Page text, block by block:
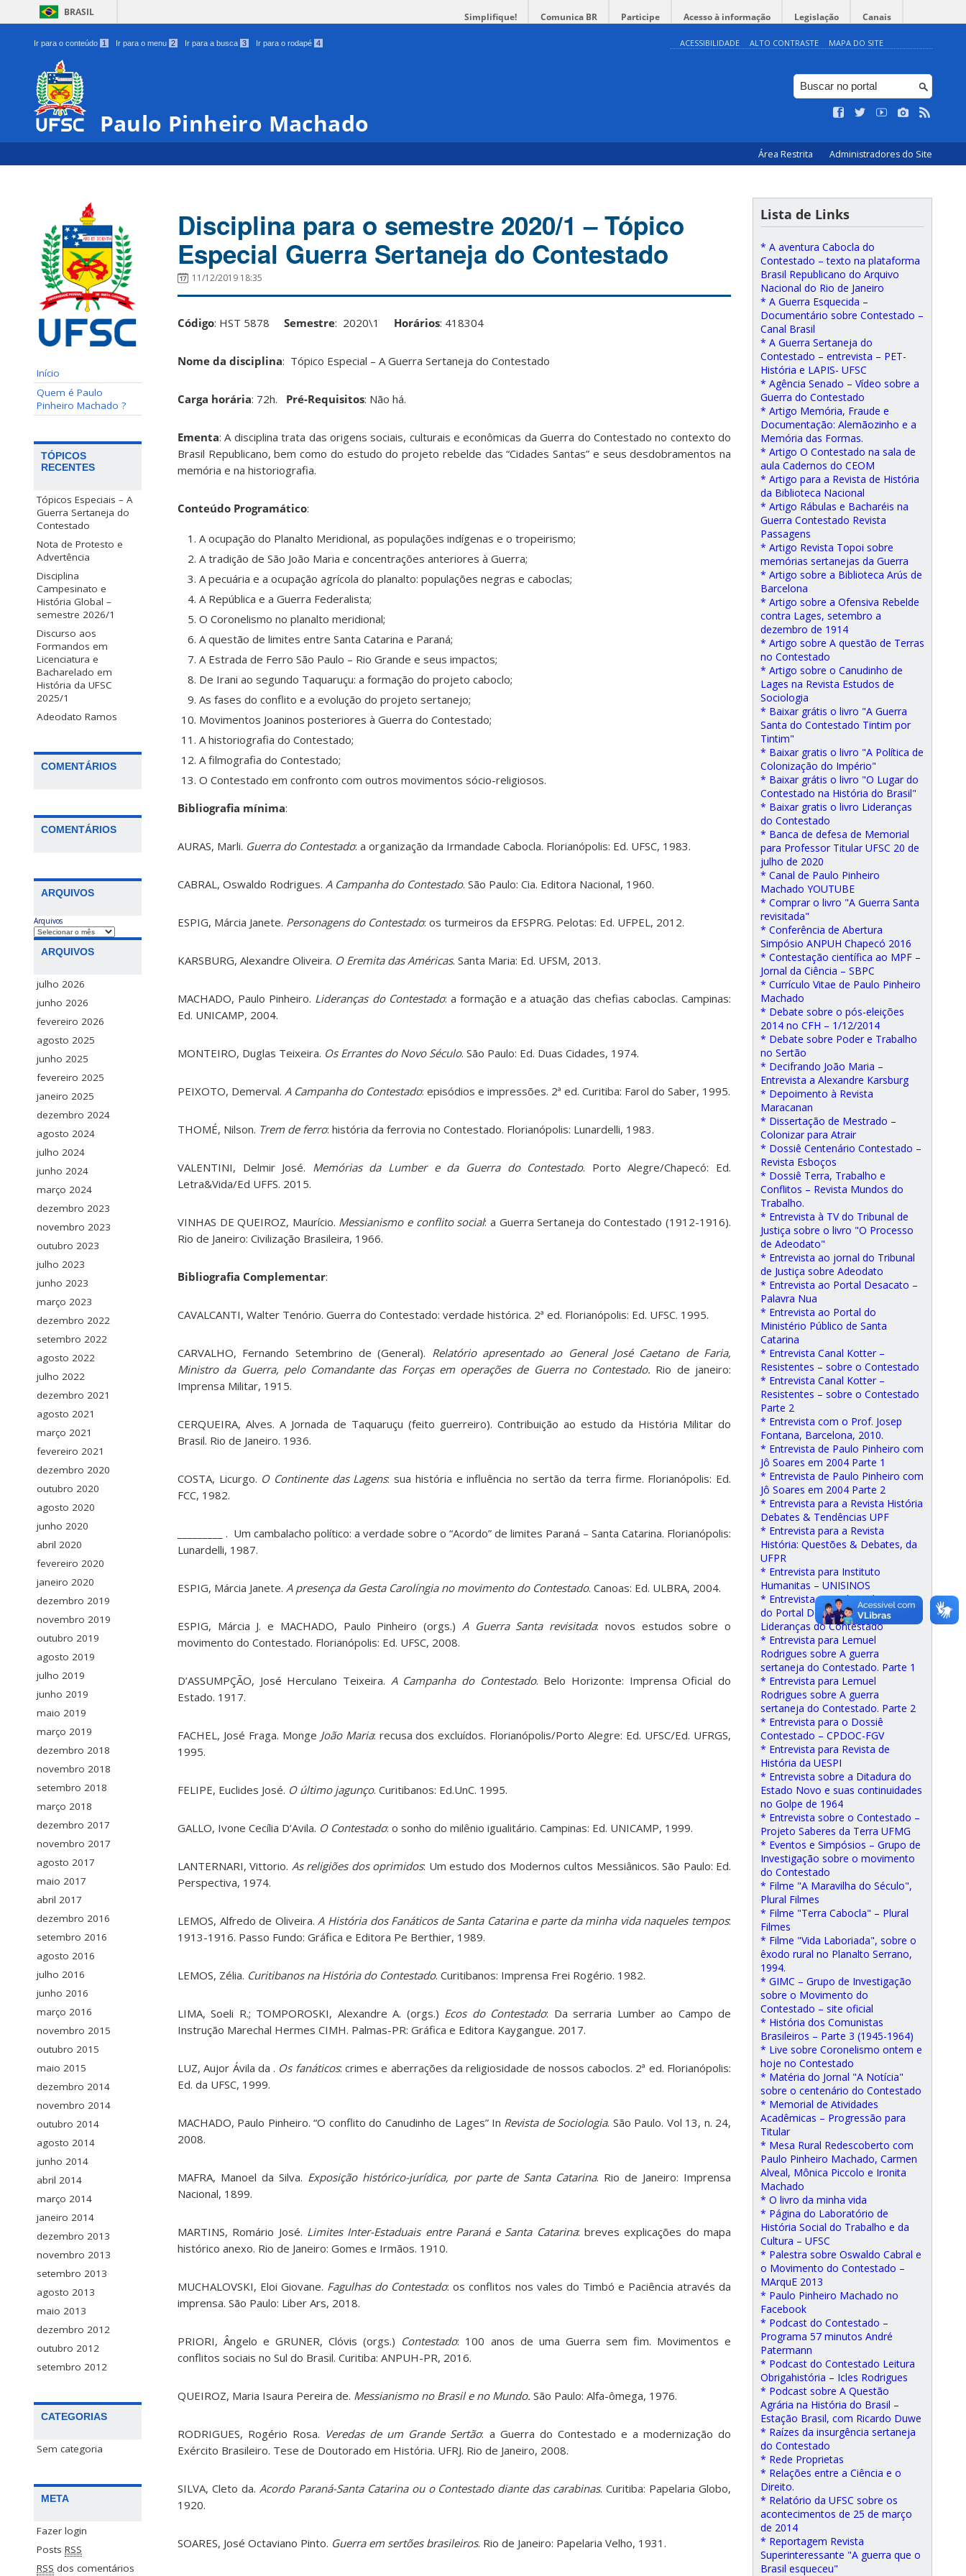
BRASIL Simplifique! Comunica BR Participe Acesso à informação Legislação Canais
Ir para o conteúdo 1 Ir para o menu 2 Ir para a busca 3 Ir para o rodapé 4 ACESSIBILIDADE ALTO CONTRASTE MAPA DO SITE
Paulo Pinheiro Machado
Área Restrita Administradores do Site
Início
Quem é Paulo
Pinheiro Machado ?
TÓPICOS
RECENTES
Tópicos Especiais – A
Guerra Sertaneja do
Contestado
Nota de Protesto e
Advertência
Disciplina
Campesinato e
História Global –
semestre 2026/1
Discurso aos
Formandos em
Licenciatura e
Bacharelado em
História da UFSC
2025/1
Adeodato Ramos
COMENTÁRIOS
COMENTÁRIOS
ARQUIVOS
Arquivos
ARQUIVOS
julho 2026
junho 2026
fevereiro 2026
agosto 2025
junho 2025
fevereiro 2025
janeiro 2025
dezembro 2024
agosto 2024
julho 2024
junho 2024
março 2024
dezembro 2023
novembro 2023
outubro 2023
julho 2023
junho 2023
março 2023
dezembro 2022
setembro 2022
agosto 2022
julho 2022
dezembro 2021
agosto 2021
março 2021
fevereiro 2021
dezembro 2020
outubro 2020
agosto 2020
junho 2020
abril 2020
fevereiro 2020
janeiro 2020
dezembro 2019
novembro 2019
outubro 2019
agosto 2019
julho 2019
junho 2019
maio 2019
março 2019
dezembro 2018
novembro 2018
setembro 2018
março 2018
dezembro 2017
novembro 2017
agosto 2017
maio 2017
abril 2017
dezembro 2016
setembro 2016
agosto 2016
julho 2016
junho 2016
março 2016
novembro 2015
outubro 2015
maio 2015
dezembro 2014
novembro 2014
outubro 2014
agosto 2014
junho 2014
abril 2014
março 2014
janeiro 2014
dezembro 2013
novembro 2013
setembro 2013
agosto 2013
maio 2013
dezembro 2012
outubro 2012
setembro 2012
CATEGORIAS
Sem categoria
META
Fazer login
Posts RSS
RSS dos comentários
Disciplina para o semestre 2020/1 – Tópico
Especial Guerra Sertaneja do Contestado
11/12/2019 18:35
Código: HST 5878 Semestre: 2020\1 Horários: 418304
Nome da disciplina: Tópico Especial – A Guerra Sertaneja do Contestado
Carga horária: 72h. Pré-Requisitos: Não há.
Ementa: A disciplina trata das origens sociais, culturais e econômicas da Guerra do Contestado no contexto do
Brasil Republicano, bem como do estudo do projeto rebelde das “Cidades Santas” e seus desdobramentos na
memória e na historiografia.
Conteúdo Programático:
A ocupação do Planalto Meridional, as populações indígenas e o tropeirismo;
A tradição de São João Maria e concentrações anteriores à Guerra;
A pecuária e a ocupação agrícola do planalto: populações negras e caboclas;
A República e a Guerra Federalista;
O Coronelismo no planalto meridional;
A questão de limites entre Santa Catarina e Paraná;
A Estrada de Ferro São Paulo – Rio Grande e seus impactos;
De Irani ao segundo Taquaruçu: a formação do projeto caboclo;
As fases do conflito e a evolução do projeto sertanejo;
Movimentos Joaninos posteriores à Guerra do Contestado;
A historiografia do Contestado;
A filmografia do Contestado;
O Contestado em confronto com outros movimentos sócio-religiosos.
Bibliografia mínima:
AURAS, Marli. Guerra do Contestado: a organização da Irmandade Cabocla. Florianópolis: Ed. UFSC, 1983.
CABRAL, Oswaldo Rodrigues. A Campanha do Contestado. São Paulo: Cia. Editora Nacional, 1960.
ESPIG, Márcia Janete. Personagens do Contestado: os turmeiros da EFSPRG. Pelotas: Ed. UFPEL, 2012.
KARSBURG, Alexandre Oliveira. O Eremita das Américas. Santa Maria: Ed. UFSM, 2013.
MACHADO, Paulo Pinheiro. Lideranças do Contestado: a formação e a atuação das chefias caboclas. Campinas:
Ed. UNICAMP, 2004.
MONTEIRO, Duglas Teixeira. Os Errantes do Novo Século. São Paulo: Ed. Duas Cidades, 1974.
PEIXOTO, Demerval. A Campanha do Contestado: episódios e impressões. 2ª ed. Curitiba: Farol do Saber, 1995.
THOMÉ, Nilson. Trem de ferro: história da ferrovia no Contestado. Florianópolis: Lunardelli, 1983.
VALENTINI, Delmir José. Memórias da Lumber e da Guerra do Contestado. Porto Alegre/Chapecó: Ed.
Letra&Vida/Ed UFFS. 2015.
VINHAS DE QUEIROZ, Maurício. Messianismo e conflito social: a Guerra Sertaneja do Contestado (1912-1916).
Rio de Janeiro: Civilização Brasileira, 1966.
Bibliografia Complementar:
CAVALCANTI, Walter Tenório. Guerra do Contestado: verdade histórica. 2ª ed. Florianópolis: Ed. UFSC. 1995.
CARVALHO, Fernando Setembrino de (General). Relatório apresentado ao General José Caetano de Faria,
Ministro da Guerra, pelo Comandante das Forças em operações de Guerra no Contestado. Rio de janeiro:
Imprensa Militar, 1915.
CERQUEIRA, Alves. A Jornada de Taquaruçu (feito guerreiro). Contribuição ao estudo da História Militar do
Brasil. Rio de Janeiro. 1936.
COSTA, Licurgo. O Continente das Lagens: sua história e influência no sertão da terra firme. Florianópolis: Ed.
FCC, 1982.
_________ . Um cambalacho político: a verdade sobre o “Acordo” de limites Paraná – Santa Catarina. Florianópolis:
Lunardelli, 1987.
ESPIG, Márcia Janete. A presença da Gesta Carolíngia no movimento do Contestado. Canoas: Ed. ULBRA, 2004.
ESPIG, Márcia J. e MACHADO, Paulo Pinheiro (orgs.) A Guerra Santa revisitada: novos estudos sobre o
movimento do Contestado. Florianópolis: Ed. UFSC, 2008.
D’ASSUMPÇÃO, José Herculano Teixeira. A Campanha do Contestado. Belo Horizonte: Imprensa Oficial do
Estado. 1917.
FACHEL, José Fraga. Monge João Maria: recusa dos excluídos. Florianópolis/Porto Alegre: Ed. UFSC/Ed. UFRGS,
1995.
FELIPE, Euclides José. O último jagunço. Curitibanos: Ed.UnC. 1995.
GALLO, Ivone Cecília D’Avila. O Contestado: o sonho do milênio igualitário. Campinas: Ed. UNICAMP, 1999.
LANTERNARI, Vittorio. As religiões dos oprimidos: Um estudo dos Modernos cultos Messiânicos. São Paulo: Ed.
Perspectiva, 1974.
LEMOS, Alfredo de Oliveira. A História dos Fanáticos de Santa Catarina e parte da minha vida naqueles tempos:
1913-1916. Passo Fundo: Gráfica e Editora Pe Berthier, 1989.
LEMOS, Zélia. Curitibanos na História do Contestado. Curitibanos: Imprensa Frei Rogério. 1982.
LIMA, Soeli R.; TOMPOROSKI, Alexandre A. (orgs.) Ecos do Contestado: Da serraria Lumber ao Campo de
Instrução Marechal Hermes CIMH. Palmas-PR: Gráfica e Editora Kaygangue. 2017.
LUZ, Aujor Ávila da . Os fanáticos: crimes e aberrações da religiosidade de nossos caboclos. 2ª ed. Florianópolis:
Ed. da UFSC, 1999.
MACHADO, Paulo Pinheiro. “O conflito do Canudinho de Lages” In Revista de Sociologia. São Paulo. Vol 13, n. 24,
2008.
MAFRA, Manoel da Silva. Exposição histórico-jurídica, por parte de Santa Catarina. Rio de Janeiro: Imprensa
Nacional, 1899.
MARTINS, Romário José. Limites Inter-Estaduais entre Paraná e Santa Catarina: breves explicações do mapa
histórico anexo. Rio de Janeiro: Gomes e Irmãos. 1910.
MUCHALOVSKI, Eloi Giovane. Fagulhas do Contestado: os conflitos nos vales do Timbó e Paciência através da
imprensa. São Paulo: Liber Ars, 2018.
PRIORI, Ângelo e GRUNER, Clóvis (orgs.) Contestado: 100 anos de uma Guerra sem fim. Movimentos e
conflitos sociais no Sul do Brasil. Curitiba: ANPUH-PR, 2016.
QUEIROZ, Maria Isaura Pereira de. Messianismo no Brasil e no Mundo. São Paulo: Alfa-ômega, 1976.
RODRIGUES, Rogério Rosa. Veredas de um Grande Sertão: a Guerra do Contestado e a modernização do
Exército Brasileiro. Tese de Doutorado em História. UFRJ. Rio de Janeiro, 2008.
SILVA, Cleto da. Acordo Paraná-Santa Catarina ou o Contestado diante das carabinas. Curitiba: Papelaria Globo,
1920.
SOARES, José Octaviano Pinto. Guerra em sertões brasileiros. Rio de Janeiro: Papelaria Velho, 1931.
Lista de Links
* A aventura Cabocla do
Contestado – texto na plataforma
Brasil Republicano do Arquivo
Nacional do Rio de Janeiro
* A Guerra Esquecida –
Documentário sobre Contestado –
Canal Brasil
* A Guerra Sertaneja do
Contestado – entrevista – PET-
História e LAPIS- UFSC
* Agência Senado – Vídeo sobre a
Guerra do Contestado
* Artigo Memória, Fraude e
Documentação: Alemãozinho e a
Memória das Formas.
* Artigo O Contestado na sala de
aula Cadernos do CEOM
* Artigo para a Revista de História
da Biblioteca Nacional
* Artigo Rábulas e Bacharéis na
Guerra Contestado Revista
Passagens
* Artigo Revista Topoi sobre
memórias sertanejas da Guerra
* Artigo sobre a Biblioteca Arús de
Barcelona
* Artigo sobre a Ofensiva Rebelde
contra Lages, setembro a
dezembro de 1914
* Artigo sobre A questão de Terras
no Contestado
* Artigo sobre o Canudinho de
Lages na Revista Estudos de
Sociologia
* Baixar grátis o livro "A Guerra
Santa do Contestado Tintim por
Tintim"
* Baixar gratis o livro "A Política de
Colonização do Império"
* Baixar grátis o livro "O Lugar do
Contestado na História do Brasil"
* Baixar gratis o livro Lideranças
do Contestado
* Banca de defesa de Memorial
para Professor Titular UFSC 20 de
julho de 2020
* Canal de Paulo Pinheiro
Machado YOUTUBE
* Comprar o livro "A Guerra Santa
revisitada"
* Conferência de Abertura
Simpósio ANPUH Chapecó 2016
* Contestação científica ao MPF –
Jornal da Ciência – SBPC
* Currículo Vitae de Paulo Pinheiro
Machado
* Debate sobre o pós-eleições
2014 no CFH – 1/12/2014
* Debate sobre Poder e Trabalho
no Sertão
* Decifrando João Maria –
Entrevista a Alexandre Karsburg
* Depoimento à Revista
Maracanan
* Dissertação de Mestrado –
Colonizar para Atrair
* Dossiê Centenário Contestado –
Revista Esboços
* Dossiê Terra, Trabalho e
Conflitos – Revista Mundos do
Trabalho.
* Entrevista à TV do Tribunal de
Justiça sobre o livro "O Processo
de Adeodato"
* Entrevista ao jornal do Tribunal
de Justiça sobre Adeodato
* Entrevista ao Portal Desacato –
Palavra Nua
* Entrevista ao Portal do
Ministério Público de Santa
Catarina
* Entrevista Canal Kotter –
Resistentes – sobre o Contestado
* Entrevista Canal Kotter –
Resistentes – sobre o Contestado
Parte 2
* Entrevista com o Prof. Josep
Fontana, Barcelona, 2010.
* Entrevista de Paulo Pinheiro com
Jô Soares em 2004 Parte 1
* Entrevista de Paulo Pinheiro com
Jô Soares em 2004 Parte 2
* Entrevista para a Revista História
Debates & Tendências UPF
* Entrevista para a Revista
História: Questões & Debates, da
UFPR
* Entrevista para Instituto
Humanitas – UNISINOS
* Entrevista para Jilson de Souza,
do Portal Desacato, sobre as
Lideranças do Contestado
* Entrevista para Lemuel
Rodrigues sobre A guerra
sertaneja do Contestado. Parte 1
* Entrevista para Lemuel
Rodrigues sobre A guerra
sertaneja do Contestado. Parte 2
* Entrevista para o Dossiê
Contestado – CPDOC-FGV
* Entrevista para Revista de
História da UESPI
* Entrevista sobre a Ditadura do
Estado Novo e suas continuidades
no Golpe de 1964
* Entrevista sobre o Contestado –
Projeto Saberes da Terra UFMG
* Eventos e Simpósios – Grupo de
Investigação sobre o movimento
do Contestado
* Filme "A Maravilha do Século",
Plural Filmes
* Filme "Terra Cabocla" – Plural
Filmes
* Filme "Vida Laboriada", sobre o
êxodo rural no Planalto Serrano,
1994.
* GIMC – Grupo de Investigação
sobre o Movimento do
Contestado – site oficial
* História dos Comunistas
Brasileiros – Parte 3 (1945-1964)
* Live sobre Coronelismo ontem e
hoje no Contestado
* Matéria do Jornal "A Notícia"
sobre o centenário do Contestado
* Memorial de Atividades
Acadêmicas – Progressão para
Titular
* Mesa Rural Redescoberto com
Paulo Pinheiro Machado, Carmen
Alveal, Mônica Piccolo e Ironita
Machado
* O livro da minha vida
* Página do Laboratório de
História Social do Trabalho e da
Cultura – UFSC
* Palestra sobre Oswaldo Cabral e
o Movimento do Contestado –
MArquE 2013
* Paulo Pinheiro Machado no
Facebook
* Podcast do Contestado –
Programa 57 minutos André
Patermann
* Podcast do Contestado Leitura
Obrigahistória – Icles Rodrigues
* Podcast sobre A Questão
Agrária na História do Brasil –
Estação Brasil, com Ricardo Duwe
* Raízes da insurgência sertaneja
do Contestado
* Rede Proprietas
* Relações entre a Ciência e o
Direito.
* Relatório da UFSC sobre os
acontecimentos de 25 de março
de 2014
* Reportagem Revista
Superinteressante "A guerra que o
Brasil esqueceu"